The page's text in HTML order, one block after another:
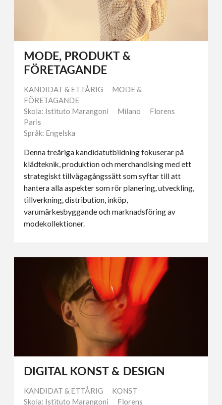
MODE, PRODUKT &
FÖRETAGANDE
KANDIDAT & ETTÅRIG
MODE &
FÖRETAGANDE
Skola: Istituto Marangoni
Milano
Florens
Paris
Språk: Engelska
Denna treåriga kandidatutbildning fokuserar på
klädteknik, produktion och merchandising med ett
strategiskt tillvägagångssätt som syftar till att
hantera alla aspekter som rör planering, utveckling,
tillverkning, distribution, inköp,
varumärkesbyggande och marknadsföring av
modekollektioner.
DIGITAL KONST & DESIGN
KANDIDAT & ETTÅRIG
KONST
Skola: Istituto Marangoni
Florens